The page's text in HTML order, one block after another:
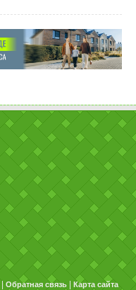
Обратная связь Карта сайта